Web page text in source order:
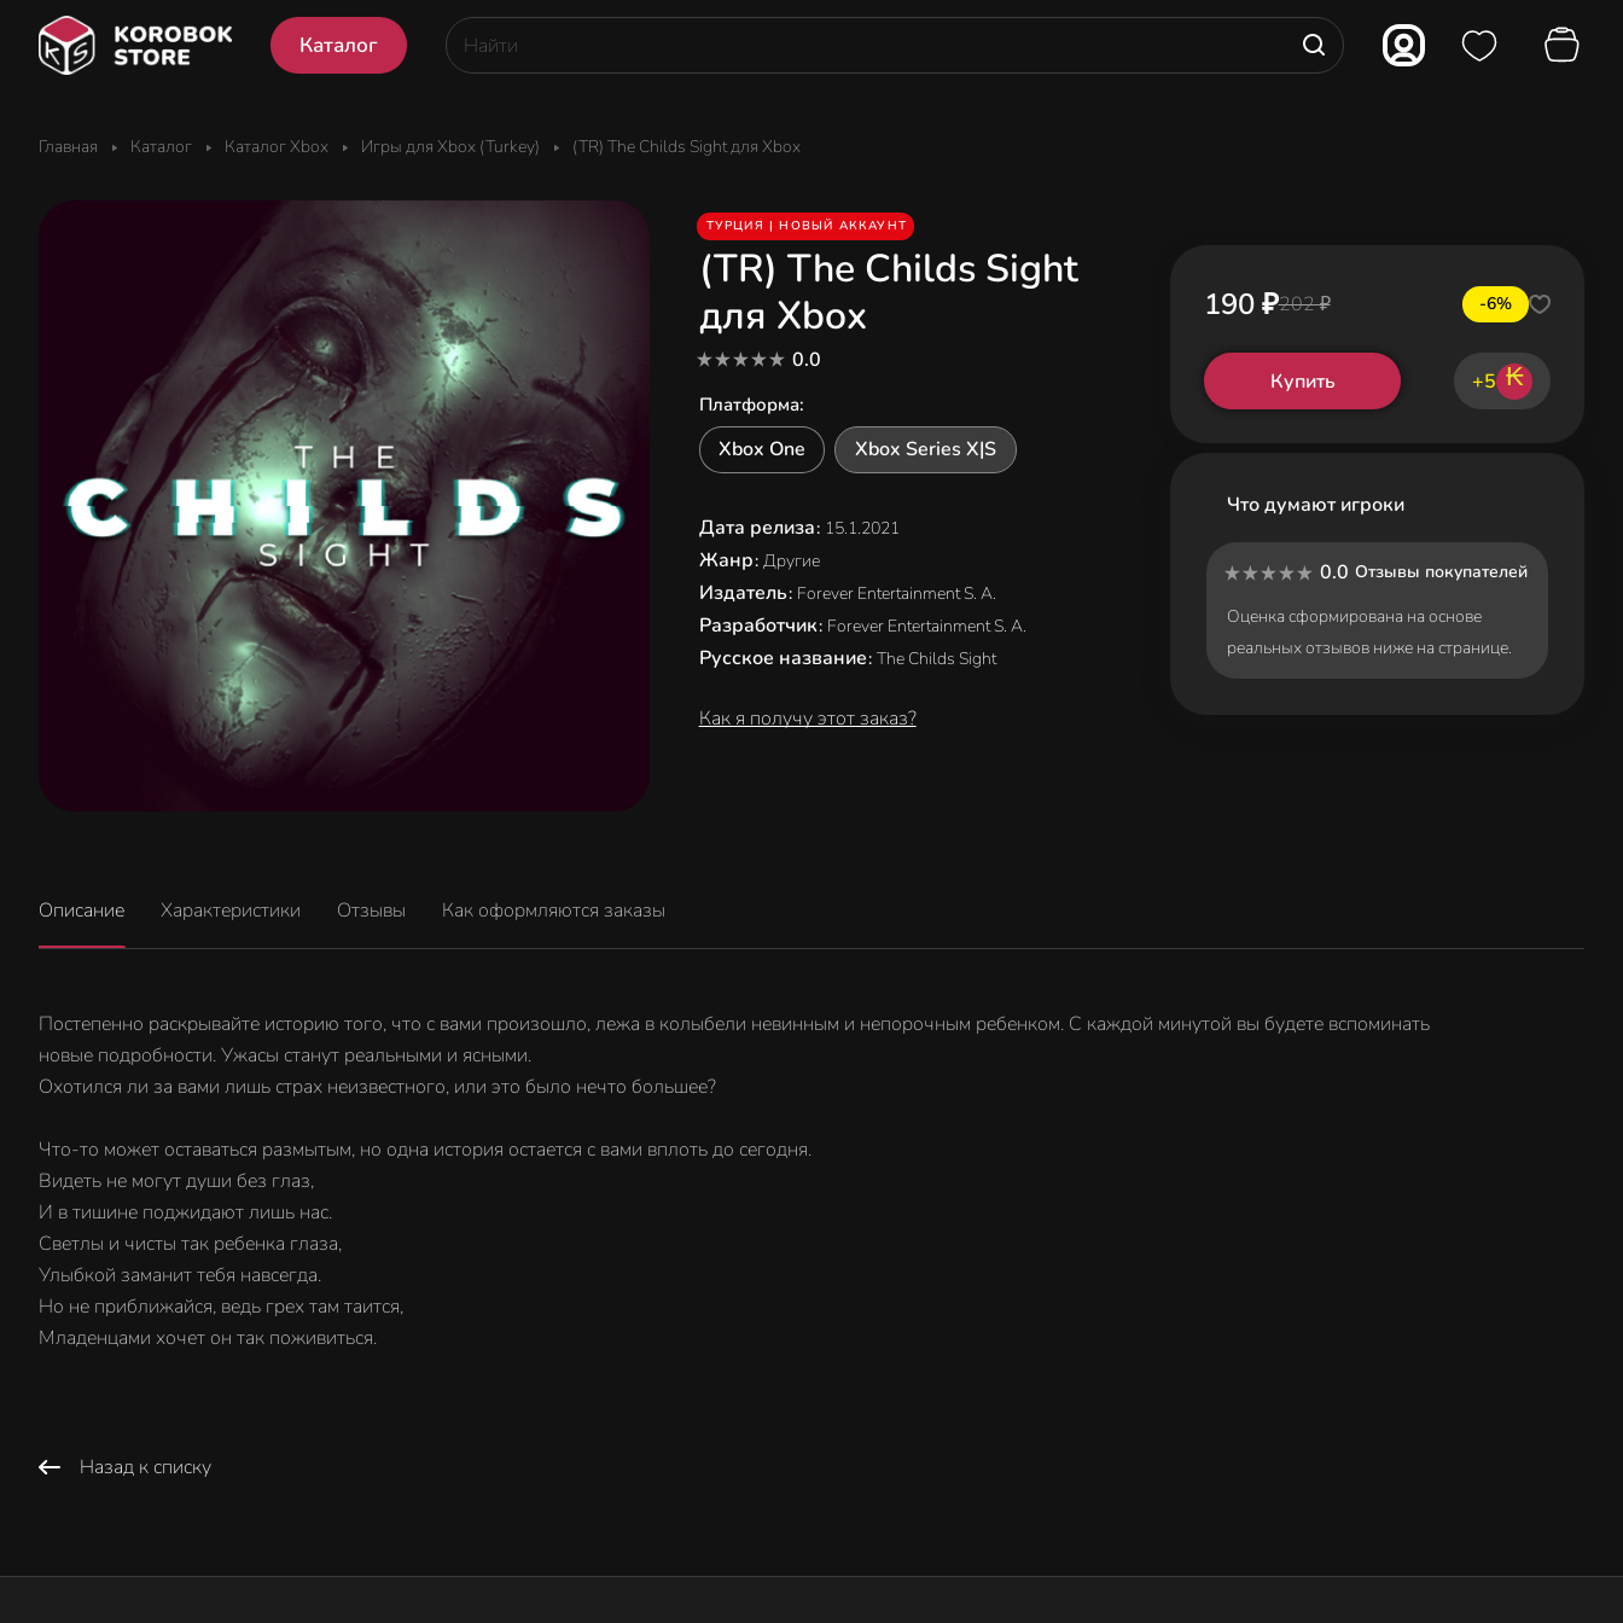
Каталог
Главная Каталог Каталог Xbox Игры для Xbox (Turkey) (TR) The Childs Sight для Xbox
ТУРЦИЯ | НОВЫЙ АККАУНТ
(TR) The Childs Sight
для Xbox
0.0
Платформа:
Xbox One Xbox Series X|S
Дата релиза: 15.1.2021
Жанр: Другие
Издатель: Forever Entertainment S. A.
Разработчик: Forever Entertainment S. A.
Русское название: The Childs Sight
Как я получу этот заказ?
190 ₽202 ₽ -6%
Купить +5 ₭
Что думают игроки
0.0 Отзывы покупателей
Оценка сформирована на основе
реальных отзывов ниже на странице.
Описание Характеристики Отзывы Как оформляются заказы
Постепенно раскрывайте историю того, что с вами произошло, лежа в колыбели невинным и непорочным ребенком. С каждой минутой вы будете вспоминать
новые подробности. Ужасы станут реальными и ясными.
Охотился ли за вами лишь страх неизвестного, или это было нечто большее?
Что-то может оставаться размытым, но одна история остается с вами вплоть до сегодня.
Видеть не могут души без глаз,
И в тишине поджидают лишь нас.
Светлы и чисты так ребенка глаза,
Улыбкой заманит тебя навсегда.
Но не приближайся, ведь грех там таится,
Младенцами хочет он так поживиться.
Назад к списку